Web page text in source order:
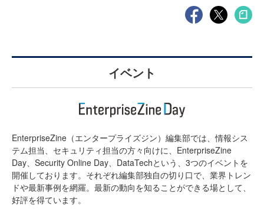
イベント
EnterpriseZine（エンタープライズジン）編集部では、情報シス
テム担当、セキュリティ担当の方々向けに、EnterpriseZine
Day、Security Online Day、DataTechという、3つのイベントを
開催しております。それぞれ編集部独自の切り口で、業界トレン
ドや最新事例を網羅。最新の動向を知ることができる場として、
好評を得ています。